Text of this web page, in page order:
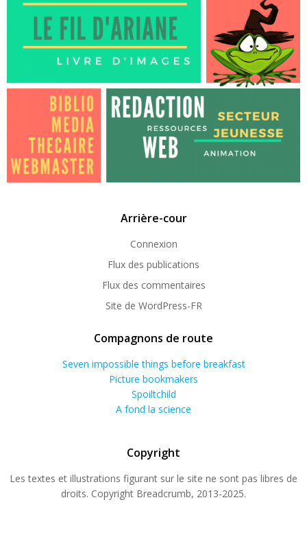
Arrière-cour
Connexion
Flux des publications
Flux des commentaires
Site de WordPress-FR
Compagnons de route
Seven impossible things before breakfast
Picture bookmakers
Spoiltchild
A fond la science
Copyright
Les textes et illustrations figurant sur le site ne sont pas libres de
droits. Copyright Breadcrumb, 2013-2025.